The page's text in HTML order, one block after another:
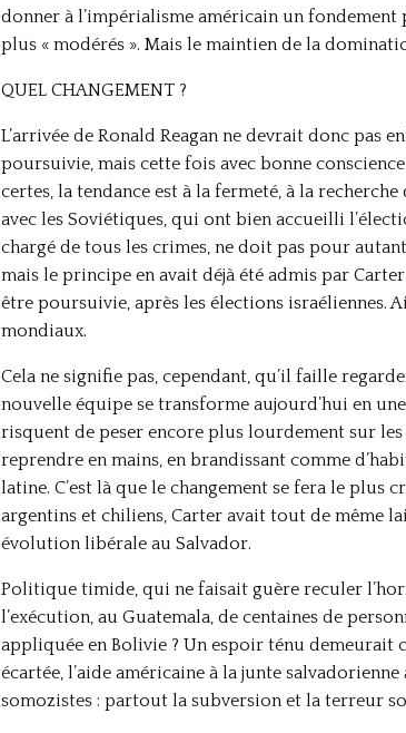
donner à l’impérialisme américain un fondement
plus « modérés ». Mais le maintien de la
QUEL CHANGEMENT ?
L’arrivée de Ronald Reagan ne devrait donc
poursuivie, mais cette fois avec bonne
certes, la tendance est à la fermeté, à la
avec les Soviétiques, qui ont bien accueilli
chargé de tous les crimes, ne doit pas pour
mais le principe en avait déjà été admis par
être poursuivie, après les élections israéliennes.
mondiaux.
Cela ne signifie pas, cependant, qu’il faille
nouvelle équipe se transforme aujourd’hui en
risquent de peser encore plus lourdement sur
reprendre en mains, en brandissant comme
latine. C’est là que le changement se fera le
argentins et chiliens, Carter avait tout de même
évolution libérale au Salvador.
Politique timide, qui ne faisait guère reculer
l’exécution, au Guatemala, de centaines de
appliquée en Bolivie ? Un espoir ténu demeurait
écartée, l’aide américaine à la junte
somozistes : partout la subversion et la terreur